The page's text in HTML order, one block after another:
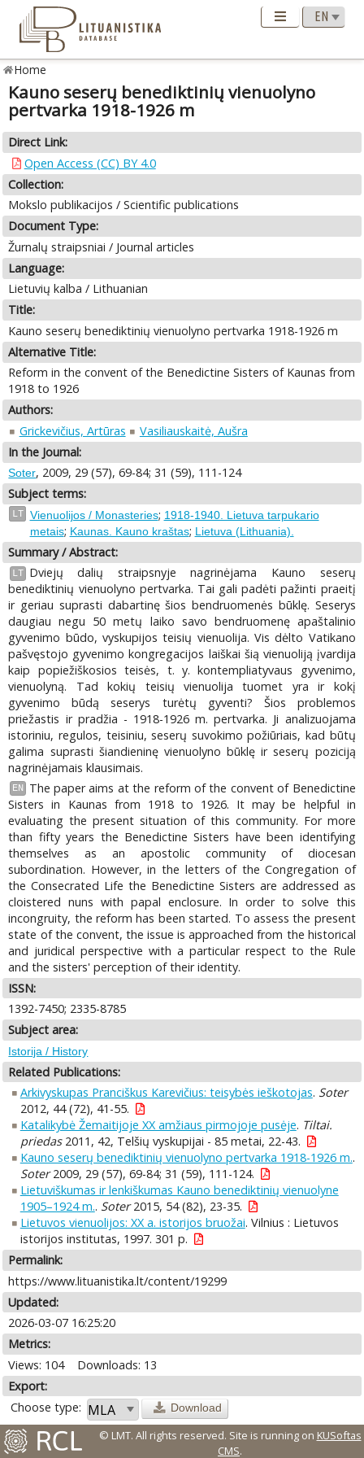
Home
Kauno seserų benediktinių vienuolyno
pertvarka 1918-1926 m
Direct Link:
Open Access (CC) BY 4.0
Collection:
Mokslo publikacijos / Scientific publications
Document Type:
Žurnalų straipsniai / Journal articles
Language:
Lietuvių kalba / Lithuanian
Title:
Kauno seserų benediktinių vienuolyno pertvarka 1918-1926 m
Alternative Title:
Reform in the convent of the Benedictine Sisters of Kaunas from
1918 to 1926
Authors:
Grickevičius, Artūras
Vasiliauskaitė, Aušra
In the Journal:
Soter, 2009, 29 (57), 69-84; 31 (59), 111-124
Subject terms:
LT Vienuolijos / Monasteries; 1918-1940. Lietuva tarpukario
metais; Kaunas. Kauno kraštas; Lietuva (Lithuania).
Summary / Abstract:
LT
Dviejų dalių straipsnyje nagrinėjama Kauno seserų
benediktinių vienuolyno pertvarka. Tai gali padėti pažinti praeitį
ir geriau suprasti dabartinę šios bendruomenės būklę. Seserys
daugiau negu 50 metų laiko savo bendruomenę apaštalinio
gyvenimo būdo, vyskupijos teisių vienuolija. Vis dėlto Vatikano
pašvęstojo gyvenimo kongregacijos laiškai šią vienuoliją įvardija
kaip popiežiškosios teisės, t. y. kontempliatyvaus gyvenimo,
vienuolyną. Tad kokių teisių vienuolija tuomet yra ir kokį
gyvenimo būdą seserys turėtų gyventi? Šios problemos
priežastis ir pradžia - 1918-1926 m. pertvarka. Ji analizuojama
istoriniu, regulos, teisiniu, seserų suvokimo požiūriais, kad būtų
galima suprasti šiandieninę vienuolyno būklę ir seserų poziciją
nagrinėjamais klausimais.
EN
The paper aims at the reform of the convent of Benedictine
Sisters in Kaunas from 1918 to 1926. It may be helpful in
evaluating the present situation of this community. For more
than fifty years the Benedictine Sisters have been identifying
themselves as an apostolic community of diocesan
subordination. However, in the letters of the Congregation of
the Consecrated Life the Benedictine Sisters are addressed as
cloistered nuns with papal enclosure. In order to solve this
incongruity, the reform has been started. To assess the present
state of the convent, the issue is approached from the historical
and juridical perspective with a particular respect to the Rule
and the sisters' perception of their identity.
ISSN:
1392-7450; 2335-8785
Subject area:
Istorija / History
Related Publications:
Arkivyskupas Pranciškus Karevičius: teisybės ieškotojas. Soter
2012, 44 (72), 41-55.
Katalikybė Žemaitijoje XX amžiaus pirmojoje pusėje. Tiltai.
priedas2011, 42, Telšių vyskupijai - 85 metai, 22-43.
Kauno seserų benediktinių vienuolyno pertvarka 1918-1926 m..
Soter2009, 29 (57), 69-84; 31 (59), 111-124.
Lietuviškumas ir lenkiškumas Kauno benediktinių vienuolyne
1905–1924 m.. Soter2015, 54 (82), 23-35.
Lietuvos vienuolijos: XX a. istorijos bruožai. Vilnius : Lietuvos
istorijos institutas, 1997. 301 p.
Permalink:
https://www.lituanistika.lt/content/19299
Updated:
2026-03-07 16:25:20
Metrics:
Views: 104
Downloads: 13
Export:
Choose type:
Download
© LMT. All rights reserved. Site is running on KUSoftas
CMS.